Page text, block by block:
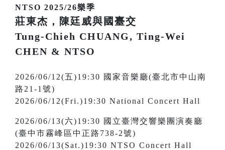
NTSO 2025/26樂季
莊東杰，陳廷威與國臺交
Tung-Chieh CHUANG, Ting-Wei
CHEN & NTSO
2026/06/12(五)19:30 國家音樂廳(臺北市中山南
路21-1號)
2026/06/12(Fri.)19:30 National Concert Hall
2026/06/13(六)19:30 國立臺灣交響樂團演奏廳
(臺中市霧峰區中正路738-2號)
2026/06/13(Sat.)19:30 NTSO Concert Hall